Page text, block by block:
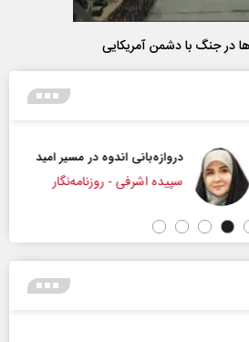
در جنگ با دشمن آمریکایی
اندوه در مسیر امید
- روزنامه‌نگار